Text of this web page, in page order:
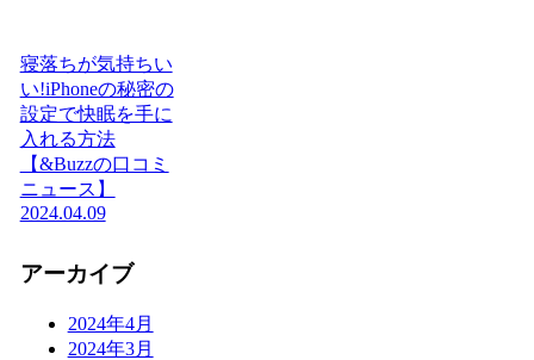
寝落ちが気持ちい
い!iPhoneの秘密の
設定で快眠を手に
入れる方法
【&Buzzの口コミ
ニュース】
2024.04.09
アーカイブ
2024年4月
2024年3月